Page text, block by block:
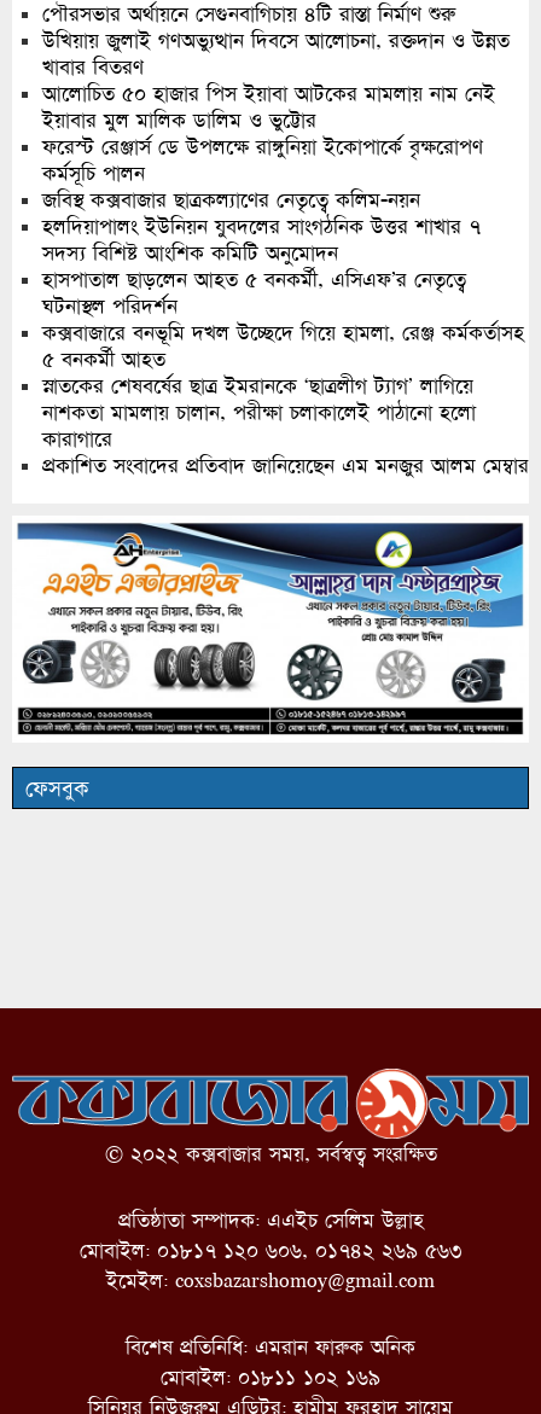
পৌরসভার অর্থায়নে সেগুনবাগিচায় ৪টি রাস্তা নির্মাণ শুরু
উখিয়ায় জুলাই গণঅভ্যুত্থান দিবসে আলোচনা, রক্তদান ও উন্নত
খাবার বিতরণ
আলোচিত ৫০ হাজার পিস ইয়াবা আটকের মামলায় নাম নেই
ইয়াবার মুল মালিক ডালিম ও ভুট্টোর
ফরেস্ট রেঞ্জার্স ডে উপলক্ষে রাঙ্গুনিয়া ইকোপার্কে বৃক্ষরোপণ
কর্মসূচি পালন
জবিস্থ কক্সবাজার ছাত্রকল্যাণের নেতৃত্বে কলিম-নয়ন
হলদিয়াপালং ইউনিয়ন যুবদলের সাংগঠনিক উত্তর শাখার ৭
সদস্য বিশিষ্ট আংশিক কমিটি অনুমোদন
হাসপাতাল ছাড়লেন আহত ৫ বনকর্মী, এসিএফ’র নেতৃত্বে
ঘটনাস্থল পরিদর্শন
কক্সবাজারে বনভূমি দখল উচ্ছেদে গিয়ে হামলা, রেঞ্জ কর্মকর্তাসহ
৫ বনকর্মী আহত
স্নাতকের শেষবর্ষের ছাত্র ইমরানকে ‘ছাত্রলীগ ট্যাগ’ লাগিয়ে
নাশকতা মামলায় চালান, পরীক্ষা চলাকালেই পাঠানো হলো
কারাগারে
প্রকাশিত সংবাদের প্রতিবাদ জানিয়েছেন এম মনজুর আলম মেম্বার
ফেসবুক
© ২০২২ কক্সবাজার সময়, সর্বস্বত্ব সংরক্ষিত
প্রতিষ্ঠাতা সম্পাদক: এএইচ সেলিম উল্লাহ
মোবাইল: ০১৮১৭ ১২০ ৬০৬, ০১৭৪২ ২৬৯ ৫৬৩
ইমেইল: coxsbazarshomoy@gmail.com
বিশেষ প্রতিনিধি: এমরান ফারুক অনিক
মোবাইল: ০১৮১১ ১০২ ১৬৯
সিনিয়র নিউজরুম এডিটর: হামীম ফরহাদ সায়েম